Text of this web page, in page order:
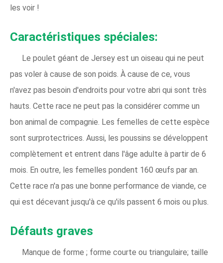
les voir !
Caractéristiques spéciales:
Le poulet géant de Jersey est un oiseau qui ne peut
pas voler à cause de son poids. À cause de ce, vous
n'avez pas besoin d'endroits pour votre abri qui sont très
hauts. Cette race ne peut pas la considérer comme un
bon animal de compagnie. Les femelles de cette espèce
sont surprotectrices. Aussi, les poussins se développent
complètement et entrent dans l'âge adulte à partir de 6
mois. En outre, les femelles pondent 160 œufs par an.
Cette race n'a pas une bonne performance de viande, ce
qui est décevant jusqu'à ce qu'ils passent 6 mois ou plus.
Défauts graves
Manque de forme ; forme courte ou triangulaire; taille